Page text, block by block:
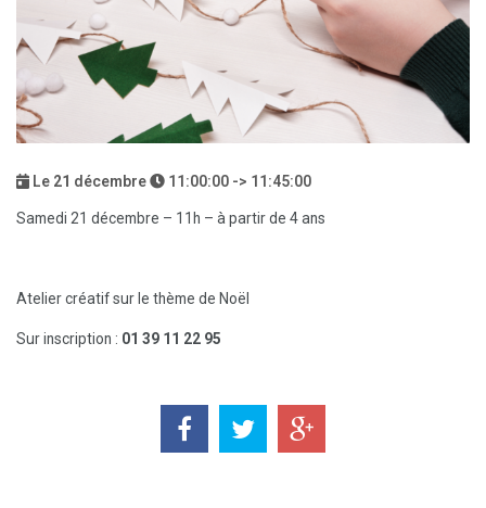
Le 21 décembre 11:00:00 -> 11:45:00
Samedi 21 décembre – 11h – à partir de 4 ans
Atelier créatif sur le thème de Noël
Sur inscription : 01 39 11 22 95